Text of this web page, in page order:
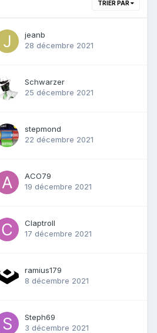
TRIER PAR
jeanb
28 décembre 2021
Schwarzer
25 décembre 2021
stepmond
22 décembre 2021
ACO79
19 décembre 2021
Claptroll
17 décembre 2021
ramius179
8 décembre 2021
Steph69
3 décembre 2021